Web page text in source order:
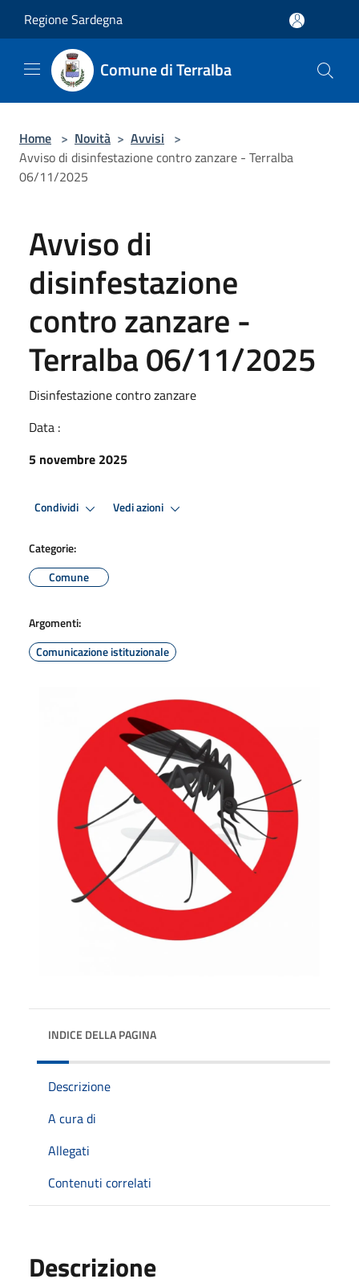
Regione Sardegna
Comune di Terralba
Home > Novità > Avvisi >
Avviso di disinfestazione contro zanzare - Terralba
06/11/2025
Avviso di
disinfestazione
contro zanzare -
Terralba 06/11/2025
Disinfestazione contro zanzare
Data :
5 novembre 2025
Condividi Vedi azioni
Categorie:
Comune
Argomenti:
Comunicazione istituzionale
INDICE DELLA PAGINA
Descrizione
A cura di
Allegati
Contenuti correlati
Descrizione